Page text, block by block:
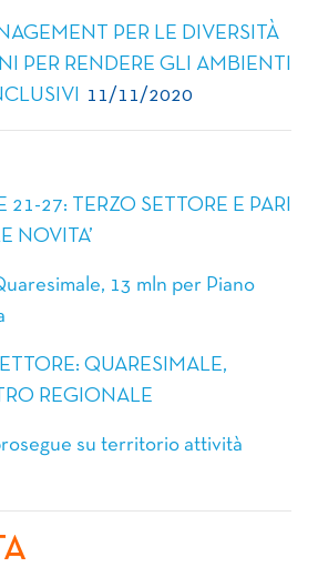
PER LE DIVERSITÀ
PER RENDERE GLI AMBIENTI
11/11/2020
27: TERZO SETTORE E PARI
NOVITA’
13 mln per Piano
QUARESIMALE,
REGIONALE
su territorio attività